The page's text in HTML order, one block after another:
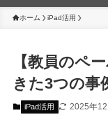
ホーム iPad活用
【教員のペ
きた3つの事
iPad活用 2025年12